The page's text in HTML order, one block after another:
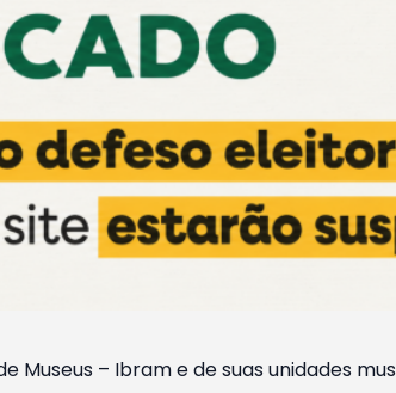
Museus – Ibram e de suas unidades